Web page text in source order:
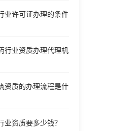
业许可证办理的条件
行业资质办理代理机
资质的办理流程是什
业资质要多少钱？